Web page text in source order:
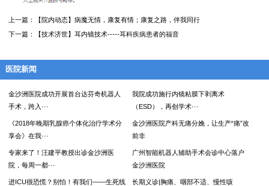
上一篇：
【院内动态】病魔无情，康复有情；康复之路，伴我同行
下一篇：
【技术济世】耳内镜技术-----耳科疾病患者的福音
医院新闻
金沙洲医院成功开展首台达芬奇机器人
手术，跨入···
我院成功施行内镜粘膜下剥离术
（ESD），再创学术···
《2018年晚期乳腺癌个体化治疗学术分
享会》在我···
金沙洲医院产科无痛分娩，让生产“痛”改
前非
专家来了！汪建平教授出诊金沙洲医
院，每周一都···
广州智能机器人辅助手术会诊中心落户
金沙洲医院
进ICU很恐慌？别怕！有我们——生死线
长期义诊|胸痛、咽部不适、慢性咳